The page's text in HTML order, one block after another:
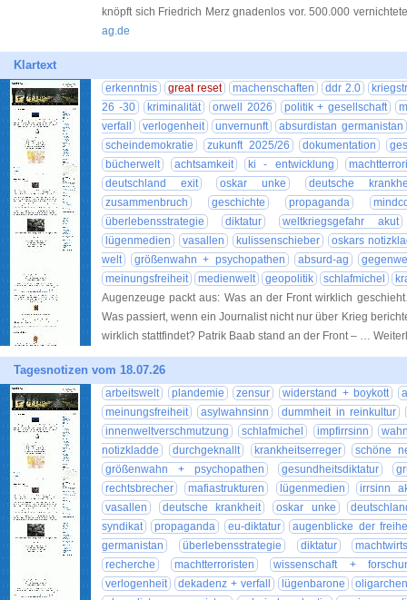
knöpft sich Friedrich Merz gnadenlos vor. 500.000
ag.de
Klartext
erkenntnis great reset machenschaften ddr 2.0
26 -30
kriminalität orwell 2026 politik + gesellschaft
verfall
verlogenheit unvernunft
absurdistan germanistan
scheindemokratie
zukunft 2025/26 dokumentation
bücherwelt
achtsamkeit ki - entwicklung
deutschland exit
oskar unke
deutsche
zusammenbruch
geschichte propaganda
überlebensstrategie
diktatur
weltkriegsgefahr akut
lügenmedien
vasallen kulissenschieber
oskars
welt
größenwahn + psychopathen absurd-ag
meinungsfreiheit
medienwelt geopolitik schlafmichel
Augenzeuge packt aus: Was an der Front wirklich
Was passiert, wenn ein Journalist nicht nur über Krieg
wirklich stattfindet? Patrik Baab stand an der Front – …
Tagesnotizen vom 18.07.26
arbeitswelt plandemie zensur widerstand + boykott
meinungsfreiheit
asylwahnsinn
dummheit in reinkultur
innenweltverschmutzung
schlafmichel impfirrsinn
notizkladde
durchgeknallt krankheitserreger
schöne
größenwahn + psychopathen
gesundheitsdiktatur
rechtsbrecher
mafiastrukturen lügenmedien
irrsinn
vasallen
deutsche krankheit oskar unke
syndikat
propaganda eu-diktatur
augenblicke der
germanistan
überlebensstrategie diktatur
recherche
machtterroristen
wissenschaft +
verlogenheit
dekadenz + verfall lügenbarone